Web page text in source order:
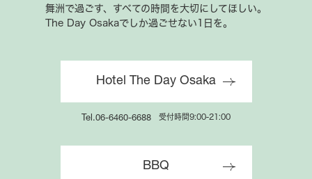
舞洲で過ごす、すべての時間を大切にしてほしい。
The Day Osakaでしか過ごせない1日を。
Hotel The Day Osaka
Tel.06-6460-6688 受付時間9:00-21:00
BBQ